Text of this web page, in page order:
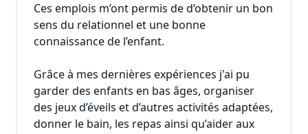
Ces emplois m’ont permis de d’obtenir un bon
sens du relationnel et une bonne
connaissance de l’enfant.
Grâce à mes dernières expériences j'ai pu
garder des enfants en bas âges, organiser
des jeux d’éveils et d’autres activités adaptées,
donner le bain, les repas ainsi qu’aider aux